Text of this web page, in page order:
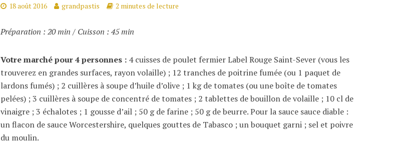
18 août 2016 grandpastis 2 minutes de lecture
Préparation : 20 min / Cuisson : 45 min
Votre marché pour 4 personnes : 4 cuisses de poulet fermier Label Rouge Saint-Sever (vous les
trouverez en grandes surfaces, rayon volaille) ; 12 tranches de poitrine fumée (ou 1 paquet de
lardons fumés) ; 2 cuillères à soupe d’huile d’olive ; 1 kg de tomates (ou une boîte de tomates
pelées) ; 3 cuillères à soupe de concentré de tomates ; 2 tablettes de bouillon de volaille ; 10 cl de
vinaigre ; 3 échalotes ; 1 gousse d’ail ; 50 g de farine ; 50 g de beurre. Pour la sauce sauce diable :
un flacon de sauce Worcestershire, quelques gouttes de Tabasco ; un bouquet garni ; sel et poivre
du moulin.